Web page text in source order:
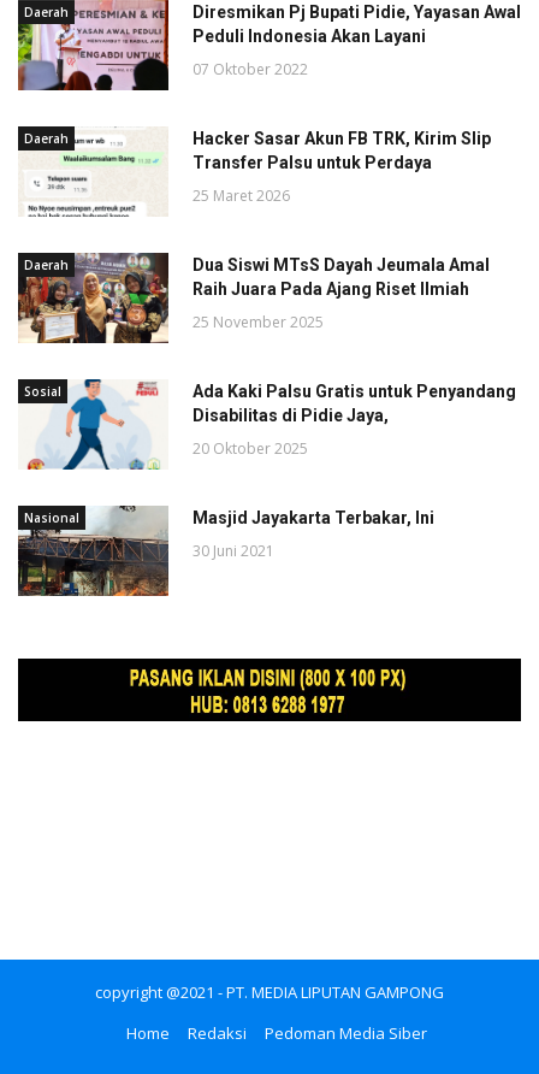
Daerah
Diresmikan Pj Bupati Pidie, Yayasan Awal
Peduli Indonesia Akan Layani
07 Oktober 2022
Daerah
Hacker Sasar Akun FB TRK, Kirim Slip
Transfer Palsu untuk Perdaya
25 Maret 2026
Daerah
Dua Siswi MTsS Dayah Jeumala Amal
Raih Juara Pada Ajang Riset Ilmiah
25 November 2025
Sosial
Ada Kaki Palsu Gratis untuk Penyandang
Disabilitas di Pidie Jaya,
20 Oktober 2025
Nasional Masjid Jayakarta Terbakar, Ini
30 Juni 2021
copyright @2021 - PT. MEDIA LIPUTAN GAMPONG
Home
Redaksi Pedoman Media Siber